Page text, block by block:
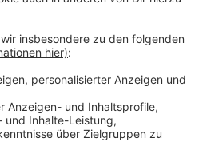
auch Angst vor einer Reise,
Anspruch auf Geld zu